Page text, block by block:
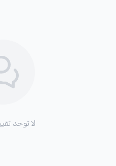
✅ مصممة خصيصاً لتناسب
لا توجد